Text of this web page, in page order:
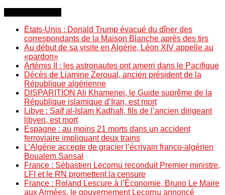
États-Unis : Donald Trump évacué du dîner des
correspondants de la Maison Blanche après des tirs
Au début de sa visite en Algérie, Léon XIV appelle au
«pardon»
Artémis II : les astronautes ont amerri dans le Pacifique
Décès de Liamine Zeroual, ancien président de la
République algérienne
DISPARITION Ali Khamenei, le Guide suprême de la
République islamique d’Iran, est mort
Libye : Saïf al-Islam Kadhafi, fils de l’ancien dirigeant
libyen, est mort
Espagne : au moins 21 morts dans un accident
ferroviaire impliquant deux trains
L’Algérie accepte de gracier l’écrivain franco-algérien
Boualem Sansal
France : Sébastien Lecornu reconduit Premier ministre,
LFI et le RN promettent la censure
France : Roland Lescure à l’Économie, Bruno Le Maire
aux Armées, le gouvernement Lecornu annoncé